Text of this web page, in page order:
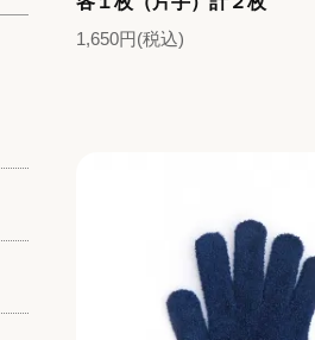
1,650円(税込)